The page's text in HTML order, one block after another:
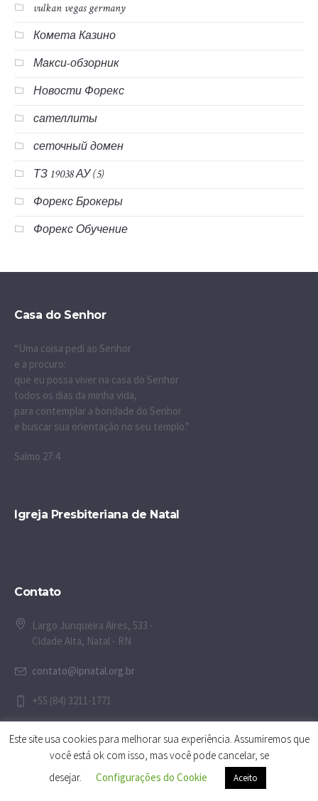
vulkan vegas germany
Комета Казино
Макси-обзорник
Новости Форекс
сателлиты
сеточный домен
ТЗ 19038 АУ (5)
Форекс Брокеры
Форекс Обучение
Casa do Senhor
“Uma coisa pedi ao Senhor
e a procuro:
que eu possa viver na casa do Senhor
todos os dias da minha vida,
para contemplar a bondade do Senhor
e buscar sua orientação no seu templo.”
Salmo 27:4
Igreja Presbiteriana de Natal
Contato
Largo Junqueira Aires, 533 -
Cidade Alta, Natal - RN
contato@ipnatal.org.br
+55 (84) 3211-1771
Este site usa cookies para melhorar sua experiência. Assumiremos que
você está ok com isso, mas você pode cancelar, se
desejar.
Configurações do Cookie Aceito